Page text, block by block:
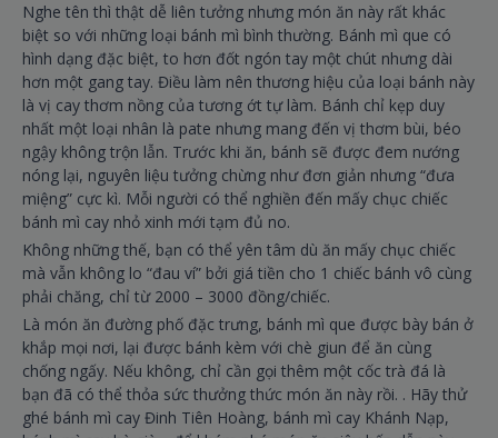
Nghe tên thì thật dễ liên tưởng nhưng món ăn này rất khác
biệt so với những loại bánh mì bình thường. Bánh mì que có
hình dạng đặc biệt, to hơn đốt ngón tay một chút nhưng dài
hơn một gang tay. Điều làm nên thương hiệu của loại bánh này
là vị cay thơm nồng của tương ớt tự làm. Bánh chỉ kẹp duy
nhất một loại nhân là pate nhưng mang đến vị thơm bùi, béo
ngậy không trộn lẫn. Trước khi ăn, bánh sẽ được đem nướng
nóng lại, nguyên liệu tưởng chừng như đơn giản nhưng “đưa
miệng” cực kì. Mỗi người có thể nghiền đến mấy chục chiếc
bánh mì cay nhỏ xinh mới tạm đủ no.
Không những thế, bạn có thể yên tâm dù ăn mấy chục chiếc
mà vẫn không lo “đau ví” bởi giá tiền cho 1 chiếc bánh vô cùng
phải chăng, chỉ từ 2000 – 3000 đồng/chiếc.
Là món ăn đường phố đặc trưng, bánh mì que được bày bán ở
khắp mọi nơi, lại được bánh kèm với chè giun để ăn cùng
chống ngấy. Nếu không, chỉ cần gọi thêm một cốc trà đá là
bạn đã có thể thỏa sức thưởng thức món ăn này rồi. . Hãy thử
ghé bánh mì cay Đinh Tiên Hoàng, bánh mì cay Khánh Nạp,